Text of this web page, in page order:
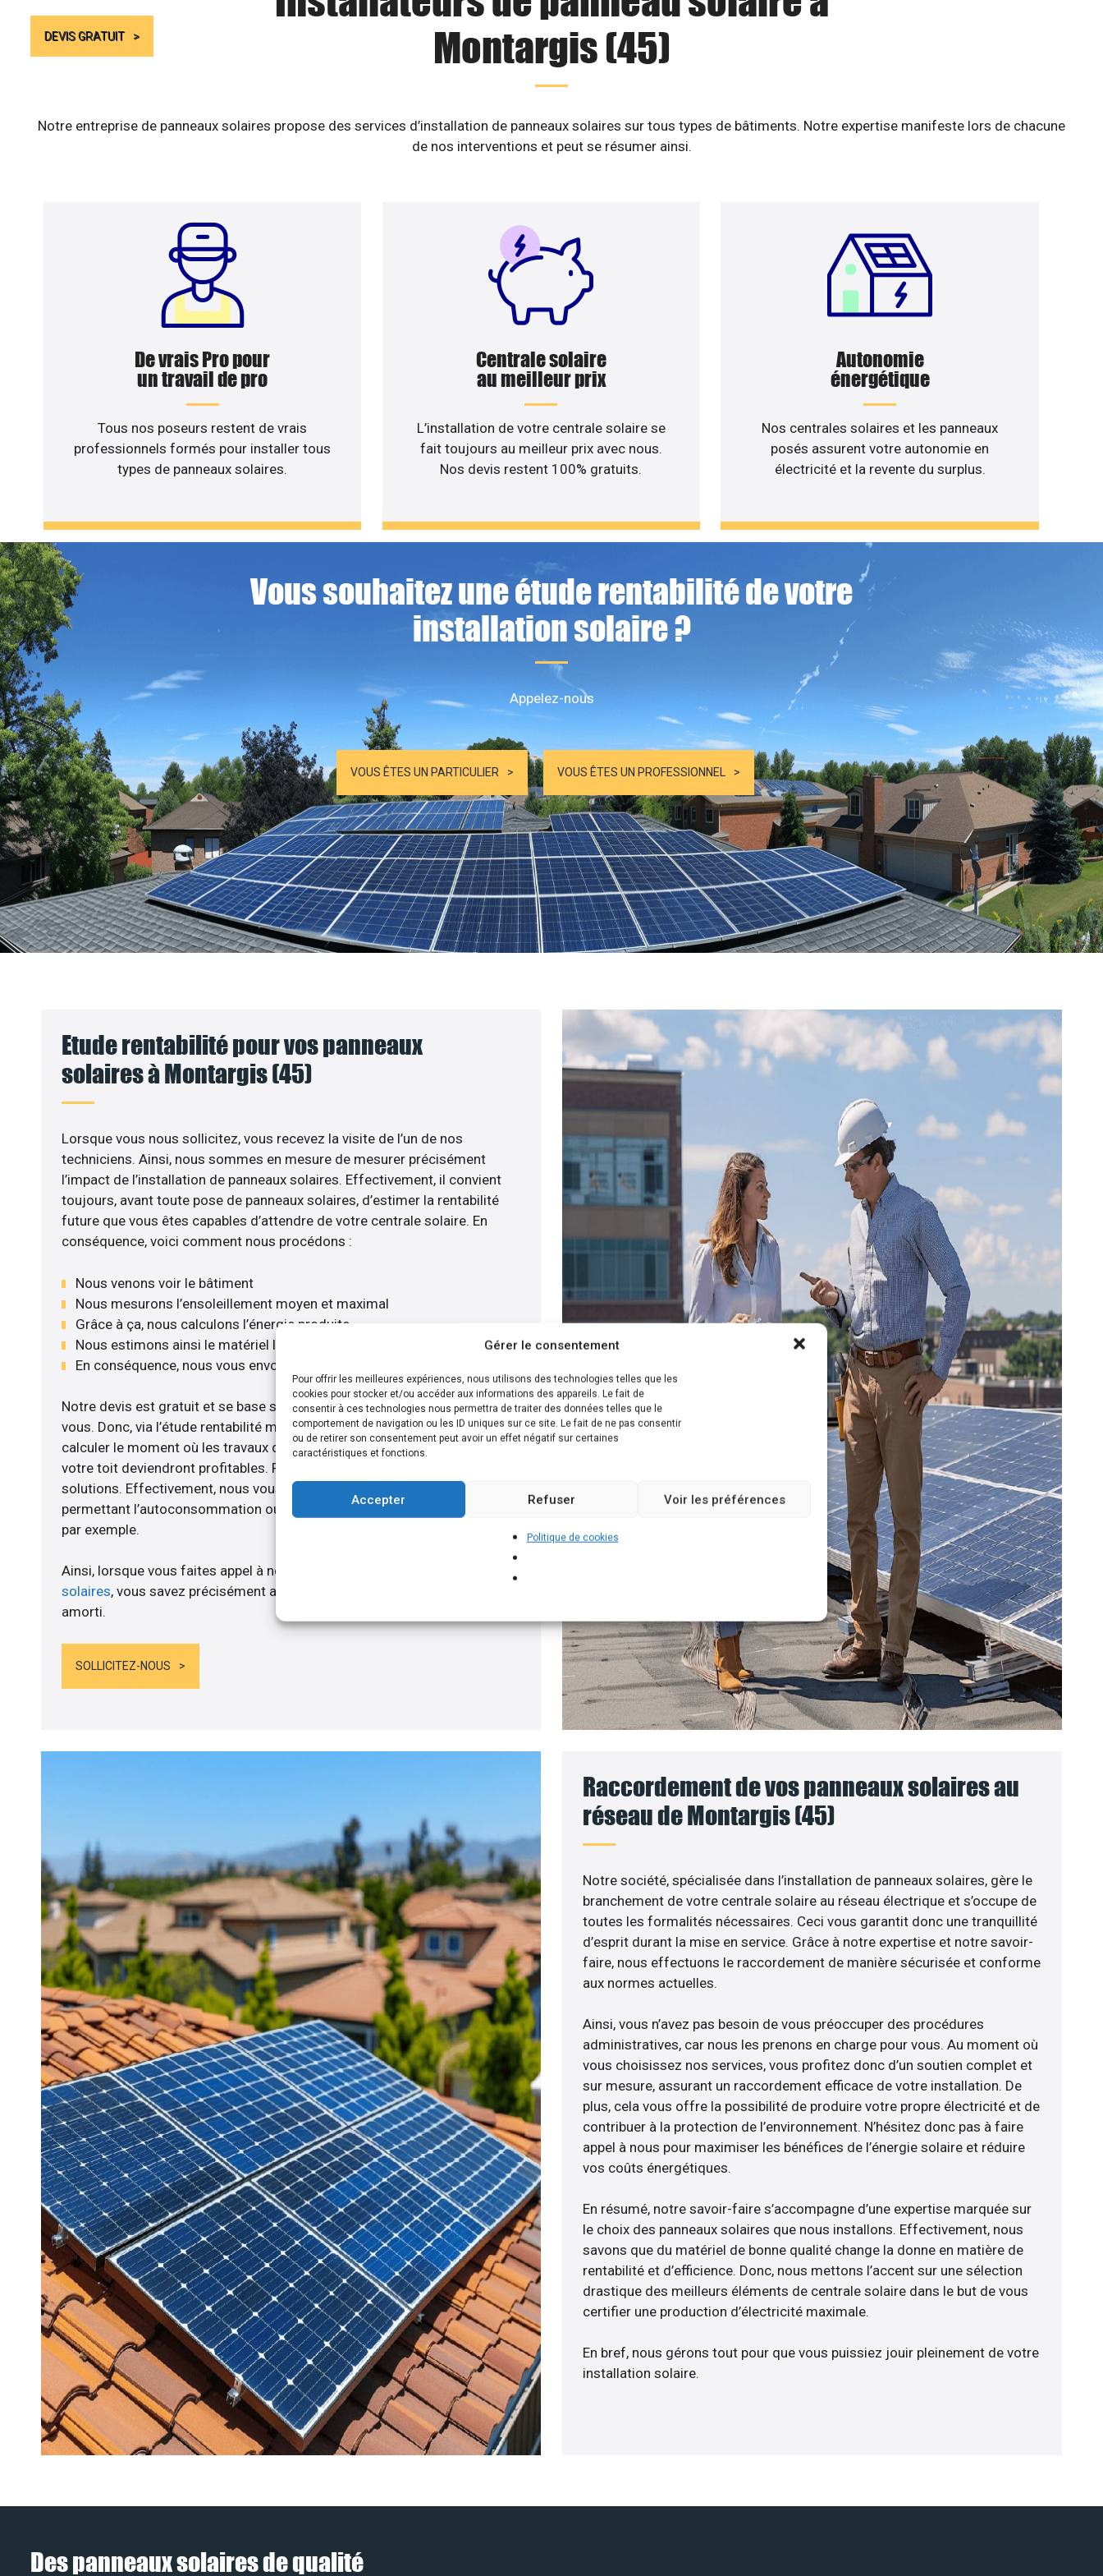
Gérer le consentement
Pour offrir les meilleures expériences, nous utilisons des technologies telles que les
cookies pour stocker et/ou accéder aux informations des appareils. Le fait de
consentir à ces technologies nous permettra de traiter des données telles que le
comportement de navigation ou les ID uniques sur ce site. Le fait de ne pas consentir
ou de retirer son consentement peut avoir un effet négatif sur certaines
caractéristiques et fonctions.
Accepter Refuser Voir les préférences
Politique de cookies
DEVIS GRATUIT
Montargis (45)
Notre entreprise de panneaux solaires propose des services d’installation de panneaux solaires sur tous types de bâtiments. Notre expertise manifeste lors de chacune
de nos interventions et peut se résumer ainsi.
De vrais Pro pour
un travail de pro
Tous nos poseurs restent de vrais
professionnels formés pour installer tous
types de panneaux solaires.
Centrale solaire
au meilleur prix
L’installation de votre centrale solaire se
fait toujours au meilleur prix avec nous.
Nos devis restent 100% gratuits.
Autonomie
énergétique
Nos centrales solaires et les panneaux
posés assurent votre autonomie en
électricité et la revente du surplus.
Vous souhaitez une étude rentabilité de votre
installation solaire ?
Appelez-nous
VOUS ÊTES UN PARTICULIER VOUS ÊTES UN PROFESSIONNEL
Etude rentabilité pour vos panneaux
solaires à Montargis (45)
Lorsque vous nous sollicitez, vous recevez la visite de l’un de nos
techniciens. Ainsi, nous sommes en mesure de mesurer précisément
l’impact de l’installation de panneaux solaires. Effectivement, il convient
toujours, avant toute pose de panneaux solaires, d’estimer la rentabilité
future que vous êtes capables d’attendre de votre centrale solaire. En
conséquence, voici comment nous procédons :
Nous venons voir le bâtiment
Nous mesurons l’ensoleillement moyen et maximal
Grâce à ça, nous calculons l’énergie produite
Nous estimons ainsi le matériel le plus adéquat
En conséquence, nous vous envoyons notre devis gratuitement
Notre devis est gratuit et se base sur la configuration la plus efficace pour
vous. Donc, via l’étude rentabilité menée, nous sommes en possibilité de
calculer le moment où les travaux d’installation de panneaux solaire sur
votre toit deviendront profitables. Pour cela, nous disposons de plusieurs
solutions. Effectivement, nous vous proposons un branchement
permettant l’autoconsommation ou l’alimentation de batteries solaires,
par exemple.
Ainsi, lorsque vous faites appel à notre société pour installer vos
solaires, vous savez précisément au moment où le coût des travaux sera
amorti.
SOLLICITEZ-NOUS
Raccordement de vos panneaux solaires au
réseau de Montargis (45)
Notre société, spécialisée dans l’installation de panneaux solaires, gère le
branchement de votre centrale solaire au réseau électrique et s’occupe de
toutes les formalités nécessaires. Ceci vous garantit donc une tranquillité
d’esprit durant la mise en service. Grâce à notre expertise et notre savoir-
faire, nous effectuons le raccordement de manière sécurisée et conforme
aux normes actuelles.
Ainsi, vous n’avez pas besoin de vous préoccuper des procédures
administratives, car nous les prenons en charge pour vous. Au moment où
vous choisissez nos services, vous profitez donc d’un soutien complet et
sur mesure, assurant un raccordement efficace de votre installation. De
plus, cela vous offre la possibilité de produire votre propre électricité et de
contribuer à la protection de l’environnement. N’hésitez donc pas à faire
appel à nous pour maximiser les bénéfices de l’énergie solaire et réduire
vos coûts énergétiques.
En résumé, notre savoir-faire s’accompagne d’une expertise marquée sur
le choix des panneaux solaires que nous installons. Effectivement, nous
savons que du matériel de bonne qualité change la donne en matière de
rentabilité et d’efficience. Donc, nous mettons l’accent sur une sélection
drastique des meilleurs éléments de centrale solaire dans le but de vous
certifier une production d’électricité maximale.
En bref, nous gérons tout pour que vous puissiez jouir pleinement de votre
installation solaire.
Des panneaux solaires de qualité